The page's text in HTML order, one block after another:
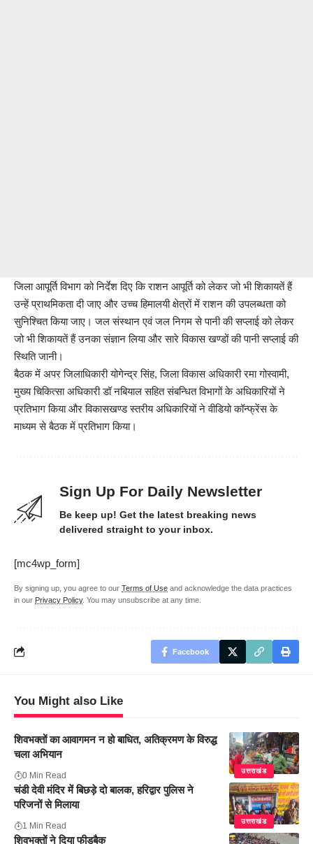
जिला आपूर्ति विभाग को निर्देश दिए कि राशन आपूर्ति को लेकर जो भी शिकायतें हैं
उन्हें प्राथमिकता दी जाए और उच्च हिमालयी क्षेत्रों में राशन की उपलब्धता को
सुनिश्चित किया जाए। जल संस्थान एवं जल निगम से पानी की सप्लाई को लेकर
जो भी शिकायतें हैं उनका संज्ञान लिया और सारे विकास खण्डों की पानी सप्लाई की
स्थिति जानी।
बैठक में अपर जिलाधिकारी योगेन्द्र सिंह, जिला विकास अधिकारी रमा गोस्वामी,
मुख्य चिकित्सा अधिकारी डॉ नबियाल सहित संबन्धित विभागों के अधिकारियों ने
प्रतिभाग किया और विकासखण्ड स्तरीय अधिकारियों ने वीडियो कॉन्फ्रेंस के
माध्यम से बैठक में प्रतिभाग किया।
Sign Up For Daily Newsletter
Be keep up! Get the latest breaking news
delivered straight to your inbox.
[mc4wp_form]
By signing up, you agree to our Terms of Use and acknowledge the data practices
in our Privacy Policy. You may unsubscribe at any time.
Facebook
You Might also Like
उत्तराखंड
शिवभक्तों का आवागमन न हो बाधित, अतिक्रमण के विरुद्ध
चला अभियान
0 Min Read
उत्तराखंड
चंडी देवी मंदिर में बिछड़े दो बालक, हरिद्वार पुलिस ने
परिजनों से मिलाया
1 Min Read
शिवभक्तों ने दिया फीडबैक